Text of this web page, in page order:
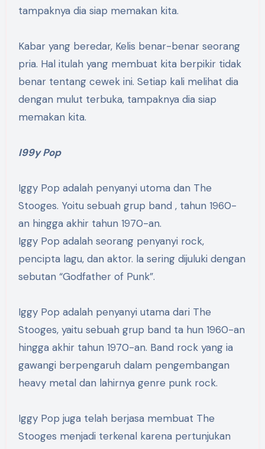
tampaknya dia siap memakan kita.
Kabar yang beredar, Kelis benar-benar seorang
pria. Hal itulah yang membuat kita berpikir tidak
benar tentang cewek ini. Setiap kali melihat dia
dengan mulut terbuka, tampaknya dia siap
memakan kita.
I99y Pop
Iggy Pop adalah penyanyi utoma dan The
Stooges. Yoitu sebuah grup band , tahun 1960-
an hingga akhir tahun 1970-an.
Iggy Pop adalah seorang penyanyi rock,
pencipta lagu, dan aktor. la sering dijuluki dengan
sebutan “Godfather of Punk”.
Iggy Pop adalah penyanyi utama dari The
Stooges, yaitu sebuah grup band ta hun 1960-an
hingga akhir tahun 1970-an. Band rock yang ia
gawangi berpengaruh dalam pengembangan
heavy metal dan lahirnya genre punk rock.
Iggy Pop juga telah berjasa membuat The
Stooges menjadi terkenal karena pertunjukan